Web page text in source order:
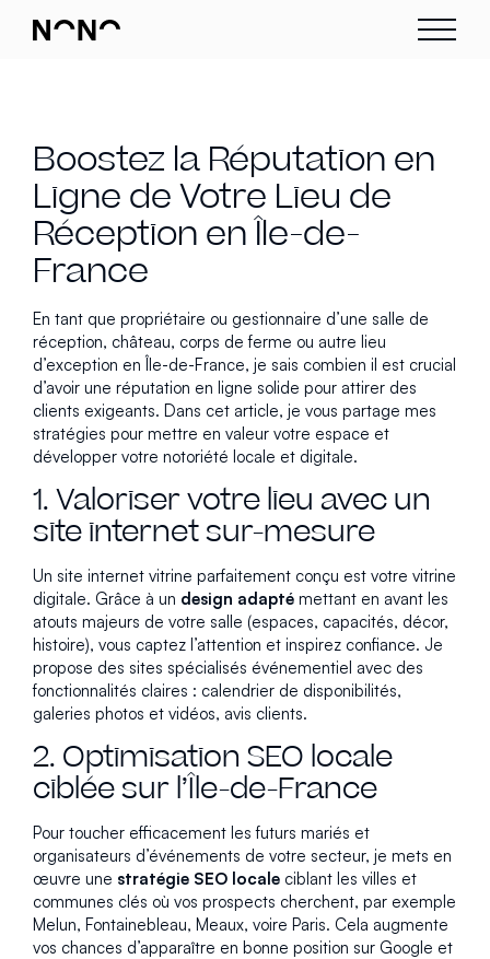
Boostez la Réputation en
Ligne de Votre Lieu de
Réception en Île-de-
France
En tant que propriétaire ou gestionnaire d’une salle de
réception, château, corps de ferme ou autre lieu
d’exception en Île-de-France, je sais combien il est crucial
d’avoir une réputation en ligne solide pour attirer des
clients exigeants. Dans cet article, je vous partage mes
stratégies pour mettre en valeur votre espace et
développer votre notoriété locale et digitale.
1. Valoriser votre lieu avec un
site internet sur-mesure
Un site internet vitrine parfaitement conçu est votre vitrine
digitale. Grâce à un design adapté mettant en avant les
atouts majeurs de votre salle (espaces, capacités, décor,
histoire), vous captez l’attention et inspirez confiance. Je
propose des sites spécialisés événementiel avec des
fonctionnalités claires : calendrier de disponibilités,
galeries photos et vidéos, avis clients.
2. Optimisation SEO locale
ciblée sur l’Île-de-France
Pour toucher efficacement les futurs mariés et
organisateurs d’événements de votre secteur, je mets en
œuvre une stratégie SEO locale ciblant les villes et
communes clés où vos prospects cherchent, par exemple
Melun, Fontainebleau, Meaux, voire Paris. Cela augmente
vos chances d’apparaître en bonne position sur Google et